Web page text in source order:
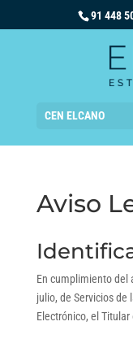
91 448
CEN ELCANO
Aviso
En cumplimiento del
julio, de Servicios de
Electrónico, el